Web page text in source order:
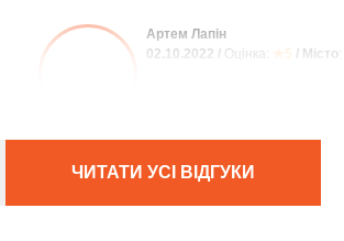
Артем Лапін
02.10.2022 / Оцінка: ★5 / Місто:
ЧИТАТИ УСІ ВІДГУКИ